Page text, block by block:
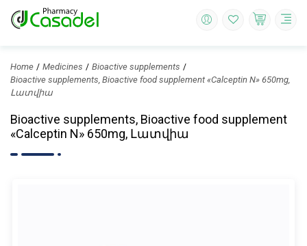
Home Medicines
Bioactive supplements
Bioactive supplements, Bioactive food supplement «Calceptin N» 650mg,
Լատվիա
Bioactive supplements, Bioactive food supplement
«Calceptin N» 650mg, Լատվիա